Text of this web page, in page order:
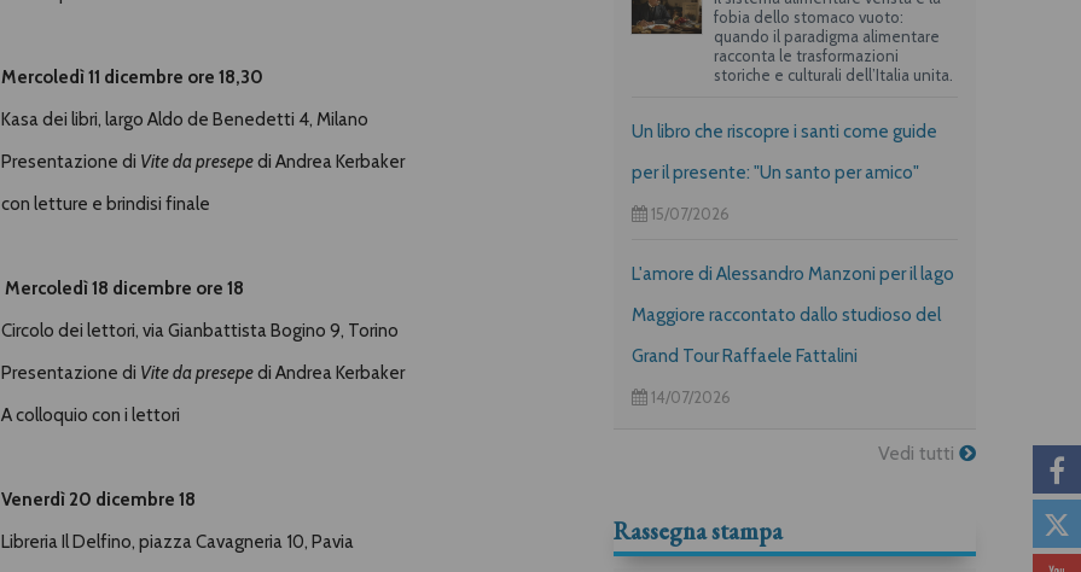
Mercoledì 11 dicembre ore 18,30
Kasa dei libri, largo Aldo de Benedetti 4, Milano
Presentazione di Vite da presepedi Andrea Kerbaker
con letture e brindisi finale
Mercoledì 18 dicembre ore 18
Circolo dei lettori, via Gianbattista Bogino 9, Torino
Presentazione di Vite da presepedi Andrea Kerbaker
A colloquio con i lettori
Venerdì 20 dicembre 18
Libreria Il Delfino, piazza Cavagneria 10, Pavia
fobia dello stomaco vuoto:
quando il paradigma alimentare
racconta le trasformazioni
storiche e culturali dell’Italia unita.
Un libro che riscopre i santi come guide
per il presente: "Un santo per amico"
15/07/2026
L'amore di Alessandro Manzoni per il lago
Maggiore raccontato dallo studioso del
Grand Tour Raffaele Fattalini
14/07/2026
Vedi tutti
Rassegna stampa